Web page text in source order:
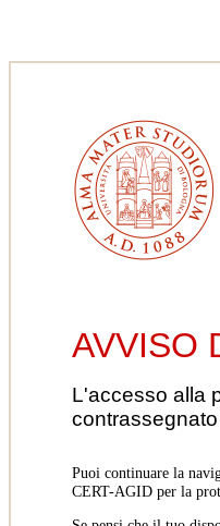
AVVISO
L'accesso alla
Puoi continuare la
CERT-AGID per la